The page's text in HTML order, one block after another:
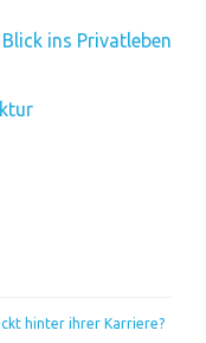
ins Privatleben
hinter ihrer Karriere?